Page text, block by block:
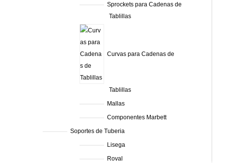
Sprockets para Cadenas de
Tablillas
Curvas para Cadenas de
Tablillas
Mallas
Componentes Marbett
Soportes de Tuberia
Lisega
Roval